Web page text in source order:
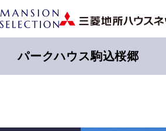
パークハウス駒込桜郷